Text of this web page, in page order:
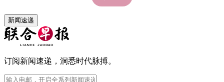
新闻速递
订阅新闻速递，洞悉时代脉搏。